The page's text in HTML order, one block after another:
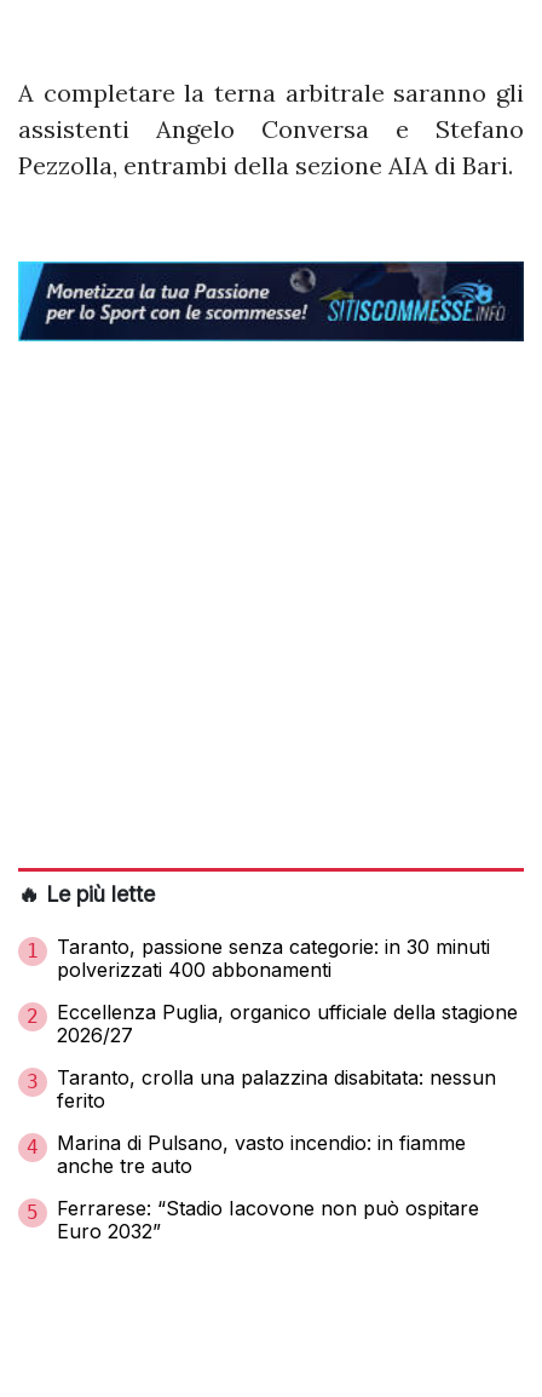
A completare la terna arbitrale saranno gli
assistenti Angelo Conversa e Stefano
Pezzolla, entrambi della sezione AIA di Bari.
🔥 Le più lette
1
Taranto, passione senza categorie: in 30 minuti
polverizzati 400 abbonamenti
2
Eccellenza Puglia, organico ufficiale della stagione
2026/27
3
Taranto, crolla una palazzina disabitata: nessun
ferito
4
Marina di Pulsano, vasto incendio: in fiamme
anche tre auto
5
Ferrarese: “Stadio Iacovone non può ospitare
Euro 2032”